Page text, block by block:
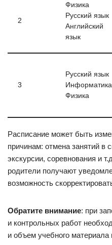
2
Физика
Русский язык
Английский
язык
3
Русский язык
Информатика
Физика
Расписание может быть
причинам: отмена занятий в
экскурсии, соревнования и
родители получают
возможность
Обратите внимание: при
и контрольных работ
и объем учебного материала